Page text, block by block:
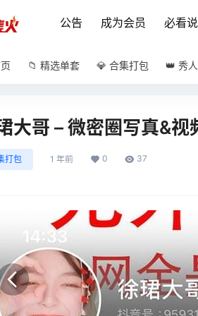
公告 成为会员 必看
📁 精选单套 💎 合集打包 👑 秀
大哥 – 微密圈写真&视
打包 1 年前 0 37